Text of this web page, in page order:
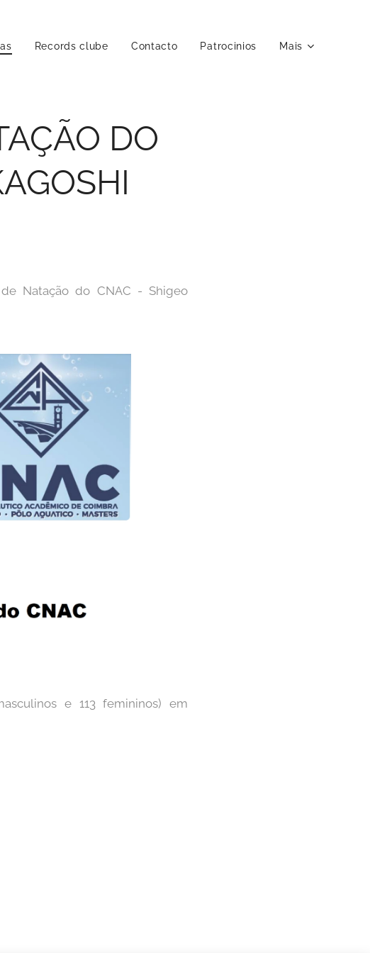
Records clube Contacto Patrocinios Mais
DO
Natação do CNAC - Shigeo
e 113 femininos) em